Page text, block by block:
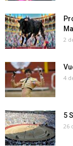
2
4
5
26